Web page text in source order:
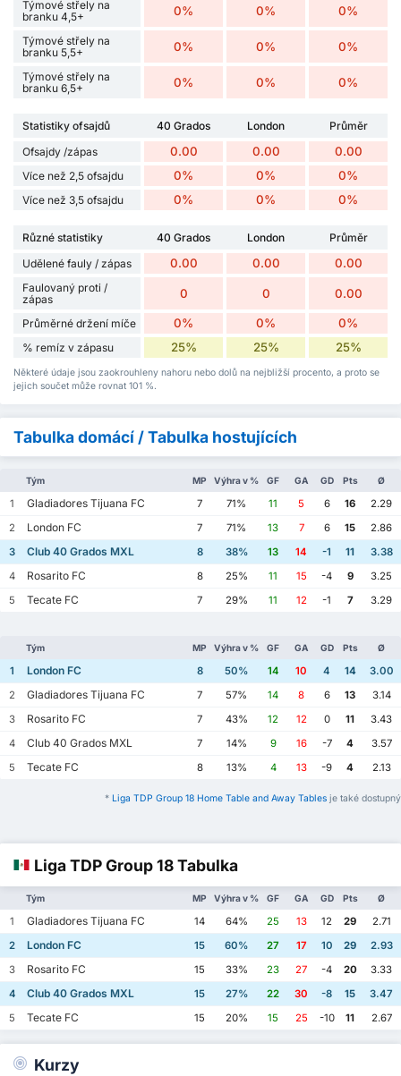
Týmové střely na
branku 4,5+
0% 0% 0%
Týmové střely na
branku 5,5+
0% 0% 0%
Týmové střely na
branku 6,5+
0% 0% 0%
Statistiky ofsajdů 40 Grados London
Průměr
Ofsajdy /zápas
0.00 0.00 0.00
Více než 2,5 ofsajdu 0% 0% 0%
Více než 3,5 ofsajdu 0% 0% 0%
Různé statistiky 40 Grados London
Průměr
Udělené fauly / zápas
0.00 0.00 0.00
Faulovaný proti /
zápas
0 0 0.00
Průměrné držení míče 0% 0% 0%
% remíz v zápasu 25% 25% 25%
Některé údaje jsou zaokrouhleny nahoru nebo dolů na nejbližší procento, a proto se
jejich součet může rovnat 101 %.
Tabulka domácí / Tabulka hostujících
Tým MP Výhra v % GF GA GD Pts Ø
1 Gladiadores Tijuana FC 7 71% 11 5 6 16
2.29
2
London FC 7 71% 13 7 6 15
2.86
3
Club 40 Grados MXL 8 38% 13 14 -1 11
3.38
4
Rosarito FC 8 25% 11 15 -4 9
3.25
5
Tecate FC 7 29% 11 12 -1 7 3.29
Tým MP Výhra v % GF GA GD Pts Ø
1 London FC 8 50% 14 10 4 14
3.00
2
Gladiadores Tijuana FC 7 57% 14 8 6 13
3.14
3
Rosarito FC 7 43% 12 12 0 11
3.43
4
Club 40 Grados MXL 7 14% 9 16 -7 4
3.57
5
Tecate FC 8 13% 4 13 -9 4 2.13
* Liga TDP Group 18 Home Table and Away Tables je také dostupný
Liga TDP Group 18 Tabulka
Tým MP Výhra v % GF GA GD Pts Ø
1 Gladiadores Tijuana FC 14 64% 25 13 12 29
2.71
2
London FC 15 60% 27 17 10 29
2.93
3
Rosarito FC 15 33% 23 27 -4 20
3.33
4
Club 40 Grados MXL 15 27% 22 30 -8 15
3.47
5
Tecate FC 15 20% 15 25 -10 11 2.67
Kurzy